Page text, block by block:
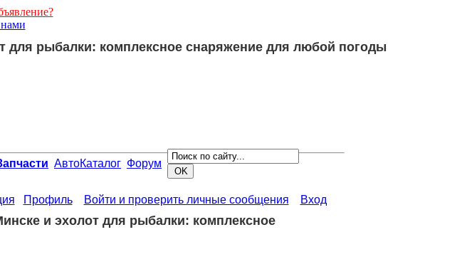
нами
для рыбалки: комплексное снаряжение для любой погоды
АвтоКаталог Форум
Профиль Войти и проверить личные сообщения Вход
и эхолот для рыбалки: комплексное